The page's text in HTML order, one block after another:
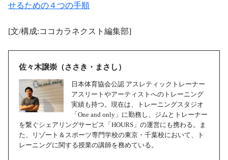
せるための４つの手順
[文/構成:ココカラネクスト編集部]
佐々木譲崇（ささき・まさし）
日本体育協会公認 アスレティックトレーナー
アスリートやアーティストへのトレーニング
実績も持つ。現在は、トレーニングスタジオ
「One and only」に勤務し、ジムとトレーナー
を繋ぐシェアリングサービス「HOURS」の運営にも携わる。ま
た、リゾート＆スポーツ専門学校の東京・千葉校において、ト
レーニングに関する授業の講師を務めている。